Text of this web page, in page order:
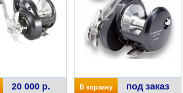
20 000 р. В корзину под заказ